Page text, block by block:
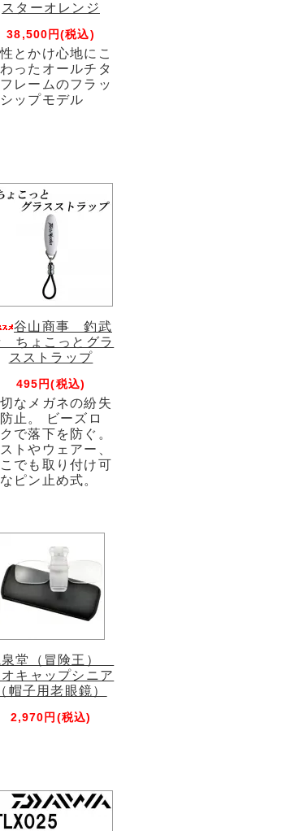
スターオレンジ
38,500円(税込)
とかけ心地にこ
ったオールチタ
レームのフラッ
ップモデル
谷山商事 釣武
ちょこっとグラ
スストラップ
495円(税込)
なメガネの紛失
止。 ビーズロ
で落下を防ぐ。
トやウェアー、
でも取り付け可
ピン止め式。
泉堂（冒険王）
オキャップシニア
（帽子用老眼鏡）
2,970円(税込)